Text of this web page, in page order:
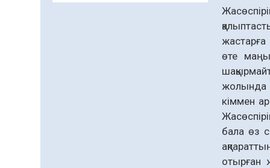
жастарға
өте
жолында
кіммен
бала өз
отырған